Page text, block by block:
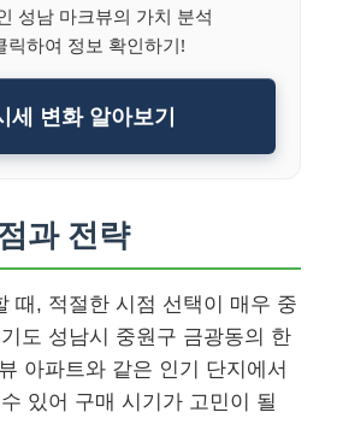
성남 마크뷰의 가치 분석
릭하여 정보 확인하기!
세 변화 알아보기
과 전략
때, 적절한 시점 선택이 매우 중
도 성남시 중원구 금광동의 한
아파트와 같은 인기 단지에서
있어 구매 시기가 고민이 될